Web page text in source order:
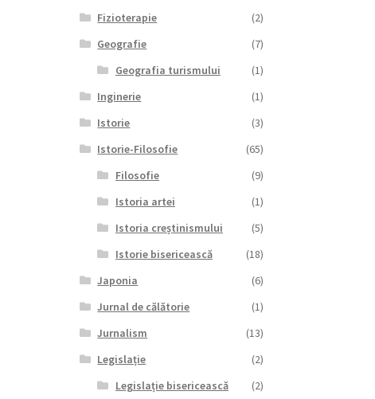
Fizioterapie
(2)
Geografie
(7)
Geografia turismului
(1)
Inginerie
(1)
Istorie
(3)
Istorie-Filosofie
(65)
Filosofie
(9)
Istoria artei
(1)
Istoria creștinismului
(5)
Istorie bisericească
(18)
Japonia
(6)
Jurnal de călătorie
(1)
Jurnalism
(13)
Legislație
(2)
Legislație bisericească
(2)